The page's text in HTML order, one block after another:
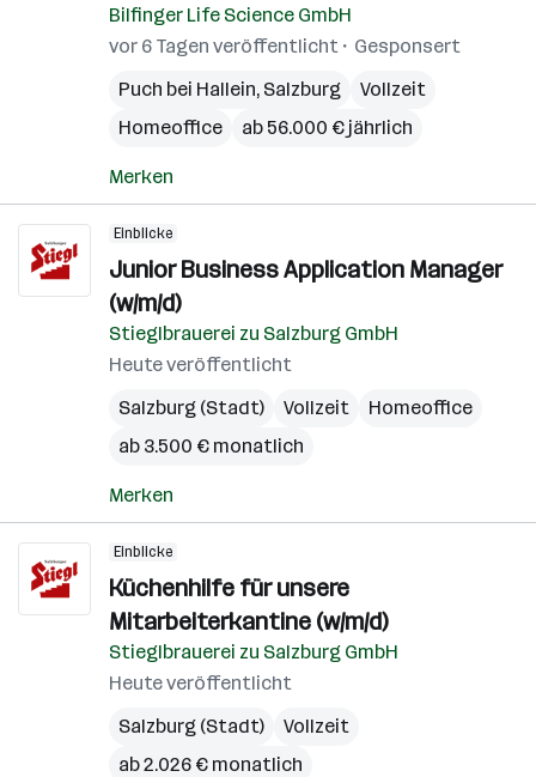
Bilfinger Life Science GmbH
vor 6 Tagen veröffentlicht
Gesponsert
Puch bei Hallein, Salzburg
Vollzeit
Homeoffice
ab 56.000 € jährlich
Merken
Einblicke
Junior Business Application Manager
(w/m/d)
Stieglbrauerei zu Salzburg GmbH
Heute veröffentlicht
Salzburg (Stadt)
Vollzeit
Homeoffice
ab 3.500 € monatlich
Merken
Einblicke
Küchenhilfe für unsere
Mitarbeiterkantine (w/m/d)
Stieglbrauerei zu Salzburg GmbH
Heute veröffentlicht
Salzburg (Stadt)
Vollzeit
ab 2.026 € monatlich